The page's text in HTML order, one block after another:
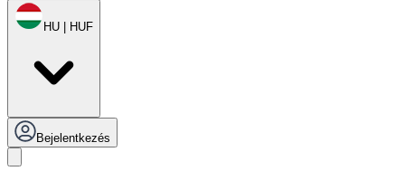
HU | HUF
Bejelentkezés